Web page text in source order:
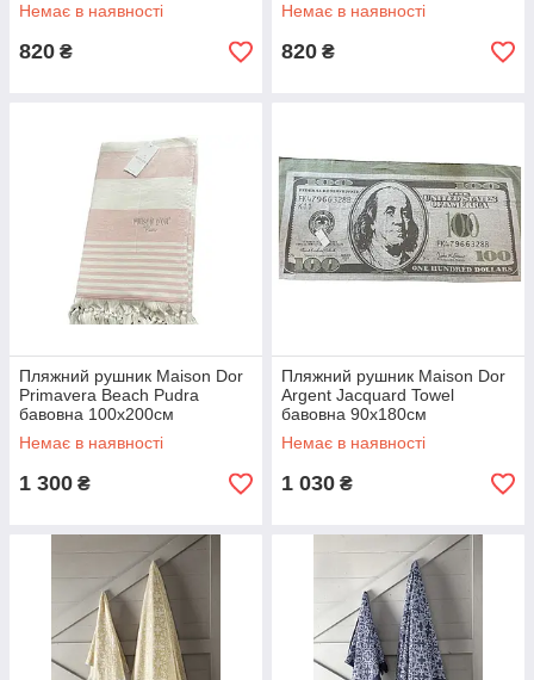
Немає в наявності
820 ₴
Немає в наявності
820 ₴
Пляжний рушник Maison Dor
Primavera Beach Pudra
бавовна 100х200см
Немає в наявності
1 300 ₴
Пляжний рушник Maison Dor
Argent Jacquard Towel
бавовна 90х180см
Немає в наявності
1 030 ₴